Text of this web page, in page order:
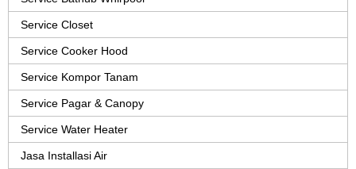
Service Closet
Service Cooker Hood
Service Kompor Tanam
Service Pagar & Canopy
Service Water Heater
Jasa Installasi Air